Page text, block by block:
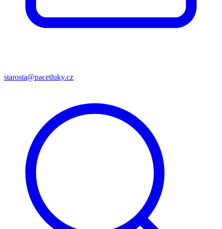
starosta@pacetluky.cz